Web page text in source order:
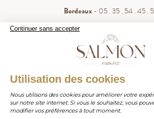
Continuer sans accepter
Utilisation des cookies
Nous utilisons des cookies pour améliorer votre
sur notre site internet. Si vous le souhaitez, vous
modifier vos préférences à tout moment.
WHATSAPP
E-MAIL
Bordeaux- 05 . 35 . 54 . 45 .
WhatsApp
Paiement sécurisé